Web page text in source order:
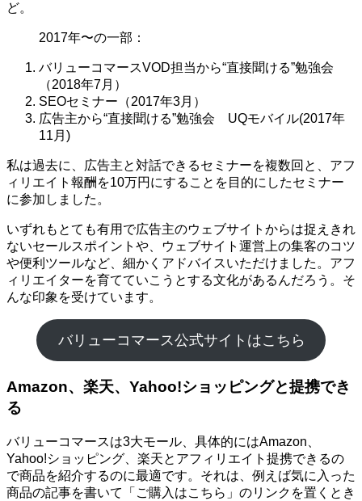
ど。
2017年〜の一部：
バリューコマースVOD担当から“直接聞ける”勉強会
（2018年7月）
SEOセミナー（2017年3月）
広告主から“直接聞ける”勉強会 UQモバイル(2017年
11月)
私は過去に、広告主と対話できるセミナーを複数回と、アフ
ィリエイト報酬を10万円にすることを目的にしたセミナー
に参加しました。
いずれもとても有用で広告主のウェブサイトからは捉えきれ
ないセールスポイントや、ウェブサイト運営上の集客のコツ
や便利ツールなど、細かくアドバイスいただけました。アフ
ィリエイターを育てていこうとする文化があるんだろう。そ
んな印象を受けています。
バリューコマース公式サイトはこちら
Amazon、楽天、Yahoo!ショッピングと提携でき
る
バリューコマースは3大モール、具体的にはAmazon、
Yahoo!ショッピング、楽天とアフィリエイト提携できるの
で商品を紹介するのに最適です。それは、例えば気に入った
商品の記事を書いて「ご購入はこちら」のリンクを置くとき